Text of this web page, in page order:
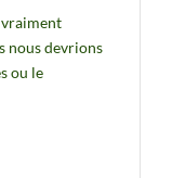
nous devrions
ou le